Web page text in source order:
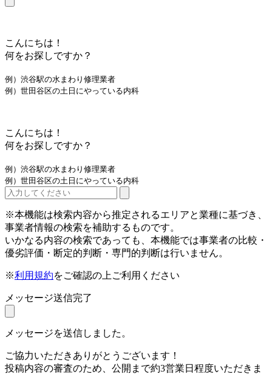
こんにちは！
何をお探しですか？
例）渋谷駅の水まわり修理業者
例）世田谷区の土日にやっている内科
こんにちは！
何をお探しですか？
例）渋谷駅の水まわり修理業者
例）世田谷区の土日にやっている内科
※本機能は検索内容から推定されるエリアと業種に基づき、
事業者情報の検索を補助するものです。
いかなる内容の検索であっても、本機能では事業者の比較・
優劣評価・断定的判断・専門的判断は行いません。
※利用規約をご確認の上ご利用ください
メッセージ送信完了
メッセージを送信しました。
ご協力いただきありがとうございます！
投稿内容の審査のため、公開まで約3営業日程度いただきま